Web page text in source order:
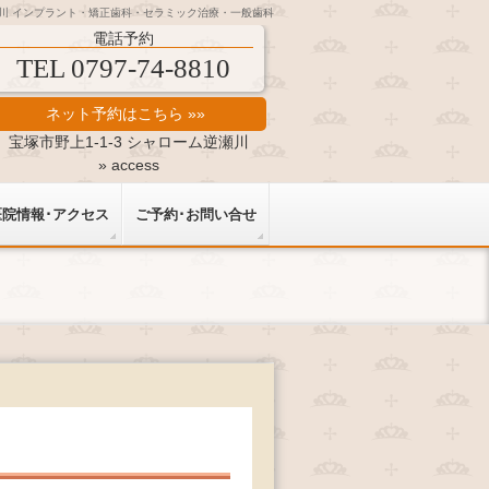
インプラント・矯正歯科・セラミック治療・一般歯科
電話予約
TEL 0797-74-8810
ネット予約はこちら »»
宝塚市野上1-1-3 シャローム逆瀬川
» access
情報･アクセス ご予約･お問い合せ